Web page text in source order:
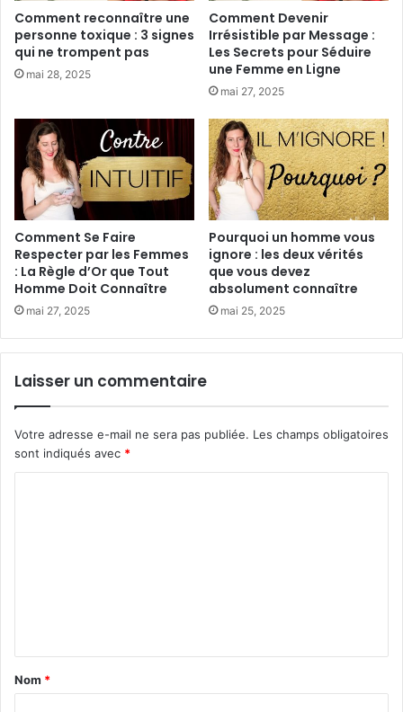
Comment reconnaître une
personne toxique : 3 signes
qui ne trompent pas
mai 28, 2025
Comment Devenir
Irrésistible par Message :
Les Secrets pour Séduire
une Femme en Ligne
mai 27, 2025
Comment Se Faire
Respecter par les Femmes
: La Règle d’Or que Tout
Homme Doit Connaître
mai 27, 2025
Pourquoi un homme vous
ignore : les deux vérités
que vous devez
absolument connaître
mai 25, 2025
Laisser un commentaire
Votre adresse e-mail ne sera pas publiée. Les champs obligatoires
sont indiqués avec *
a
Nom *